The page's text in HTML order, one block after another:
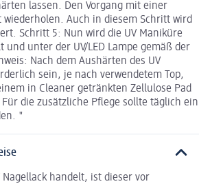
lassen. Den Vorgang mit einer
wiederholen. Auch in diesem Schritt wird
Schritt 5: Nun wird die UV Maniküre
und unter der UV/LED Lampe gemäß der
Nach dem Aushärten des UV
sein, je nach verwendetem Top,
in Cleaner getränkten Zellulose Pad
die zusätzliche Pflege sollte täglich ein
"
Nagellack handelt, ist dieser vor